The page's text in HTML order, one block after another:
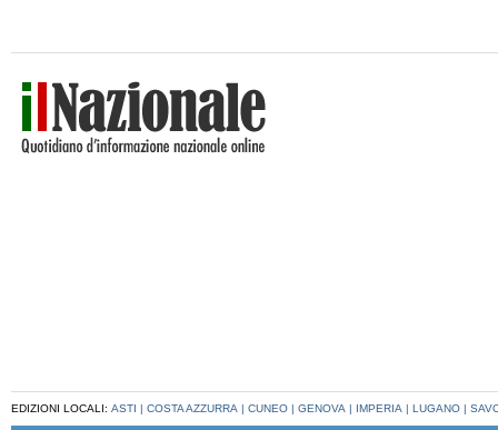
EDIZIONI LOCALI: ASTI | COSTA AZZURRA | CUNEO | GENOVA | IMPERIA | LUGANO |